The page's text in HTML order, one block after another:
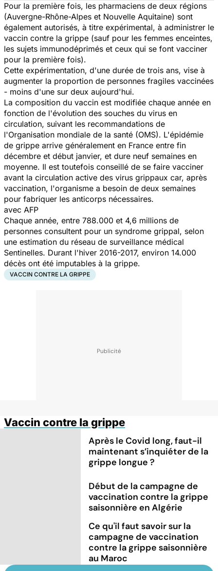
Pour la première fois, les pharmaciens de deux régions
(Auvergne-Rhône-Alpes et Nouvelle Aquitaine) sont
également autorisés, à titre expérimental, à administrer le
vaccin contre la grippe (sauf pour les femmes enceintes,
les sujets immunodéprimés et ceux qui se font vacciner
pour la première fois).
Cette expérimentation, d'une durée de trois ans, vise à
augmenter la proportion de personnes fragiles vaccinées
- moins d'une sur deux aujourd'hui.
La composition du vaccin est modifiée chaque année en
fonction de l'évolution des souches du virus en
circulation, suivant les recommandations de
l'Organisation mondiale de la santé (OMS). L'épidémie
de grippe arrive généralement en France entre fin
décembre et début janvier, et dure neuf semaines en
moyenne. Il est toutefois conseillé de se faire vacciner
avant la circulation active des virus grippaux car, après
vaccination, l'organisme a besoin de deux semaines
pour fabriquer les anticorps nécessaires.
avec AFP
Chaque année, entre 788.000 et 4,6 millions de
personnes consultent pour un syndrome grippal, selon
une estimation du réseau de surveillance médical
Sentinelles. Durant l'hiver 2016-2017, environ 14.000
décès ont été imputables à la grippe.
VACCIN CONTRE LA GRIPPE
Vaccin contre la grippe
Après le Covid long, faut-il
maintenant s’inquiéter de la
grippe longue ?
Début de la campagne de
vaccination contre la grippe
saisonnière en Algérie
Ce qu'il faut savoir sur la
campagne de vaccination
contre la grippe saisonnière
au Maroc